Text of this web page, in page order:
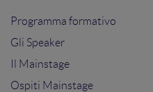
Programma formativo
Gli Speaker
Il Mainstage
Ospiti Mainstage